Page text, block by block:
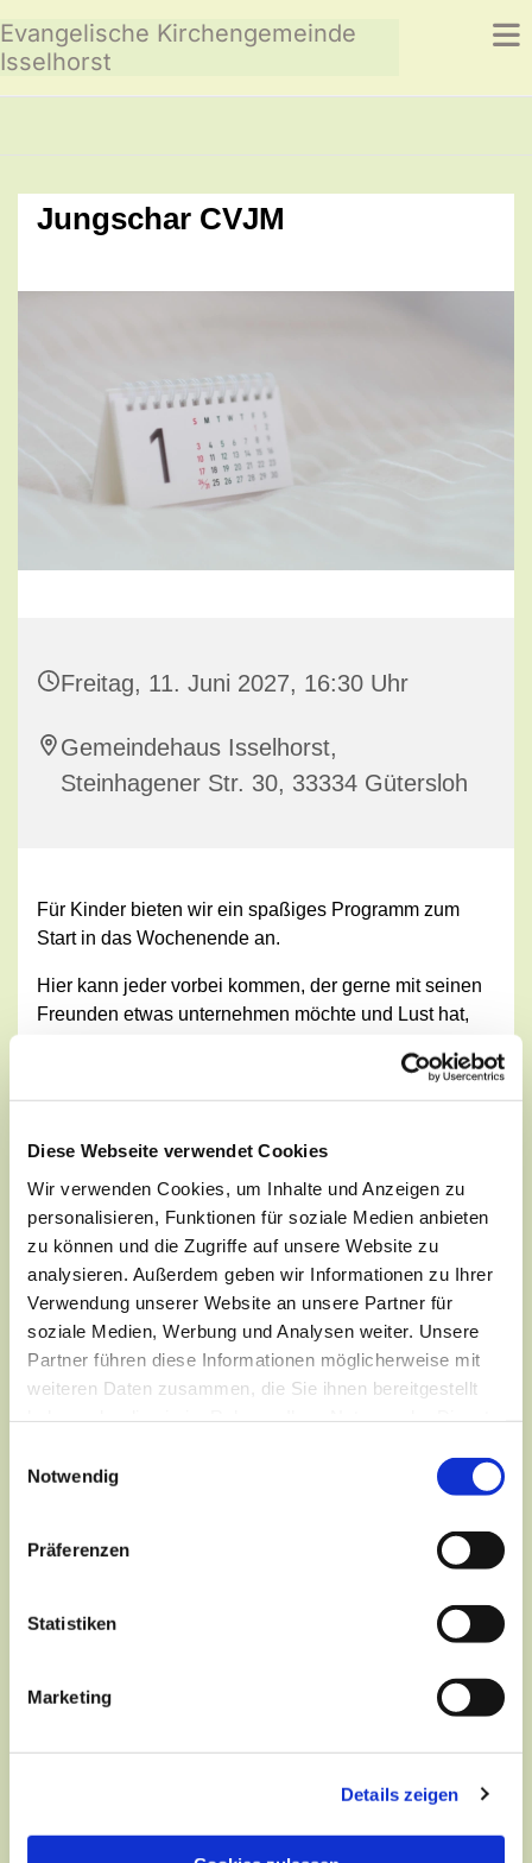
Diese Webseite verwendet Cookies
Wir verwenden Cookies, um Inhalte und Anzeigen zu
personalisieren, Funktionen für soziale Medien anbieten
zu können und die Zugriffe auf unsere Website zu
analysieren. Außerdem geben wir Informationen zu Ihrer
Verwendung unserer Website an unsere Partner für
soziale Medien, Werbung und Analysen weiter. Unsere
Partner führen diese Informationen möglicherweise mit
weiteren Daten zusammen, die Sie ihnen bereitgestellt
Notwendig
Präferenzen
Statistiken
Marketing
Details zeigen
Evangelische Kirchengemeinde
Isselhorst
Jungschar CVJM
Freitag, 11. Juni 2027, 16:30 Uhr
Gemeindehaus Isselhorst,
Steinhagener Str. 30, 33334 Gütersloh
Für Kinder bieten wir ein spaßiges Programm zum
Start in das Wochenende an.
Hier kann jeder vorbei kommen, der gerne mit seinen
Freunden etwas unternehmen möchte und Lust hat,
wir bleiben drinnen, wo wir im ganzen Gemeindehaus
Dies könnte Sie auch